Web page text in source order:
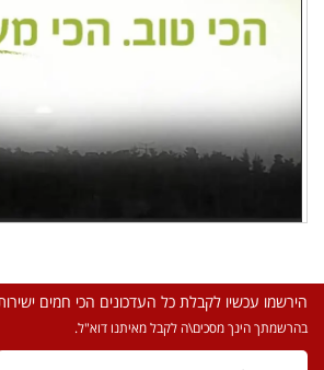
הירשמו עכשיו לקבלת כל העדכונים הכי חמים
בהרשמתך הינך מסכים\ה לקבל מאיתנו דוא"ל.